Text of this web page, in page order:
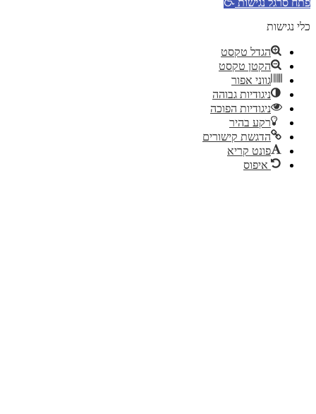
פתח סרגל נגישות
כלי נגישות
הגדל טקסט
הקטן טקסט
גווני אפור
ניגודיות גבוהה
ניגודיות הפוכה
רקע בהיר
הדגשת קישורים
פונט קריא
איפוס